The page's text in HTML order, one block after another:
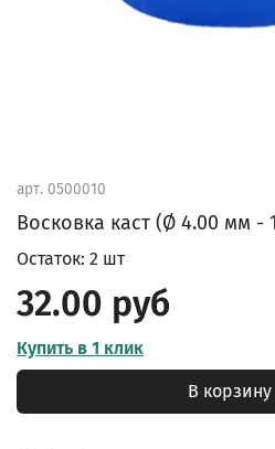
арт. 0500010
Восковка каст (Ø 4.00 мм -
Остаток: 2 шт
32.00 руб
Купить в 1 клик
В корзину